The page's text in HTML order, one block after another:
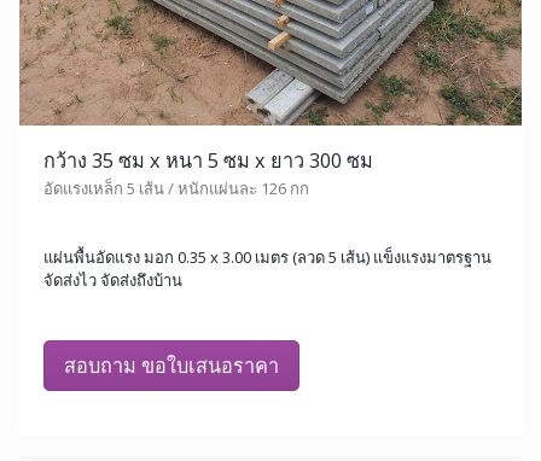
กว้าง 35 ซม x หนา 5 ซม x ยาว 300 ซม
อัดแรงเหล็ก 5 เส้น / หนักแผ่นละ 126 กก
แผ่นพื้นอัดแรง มอก 0.35 x 3.00 เมตร (ลวด 5 เส้น) แข็งแรงมาตรฐาน
จัดส่งไว จัดส่งถึงบ้าน
สอบถาม ขอใบเสนอราคา